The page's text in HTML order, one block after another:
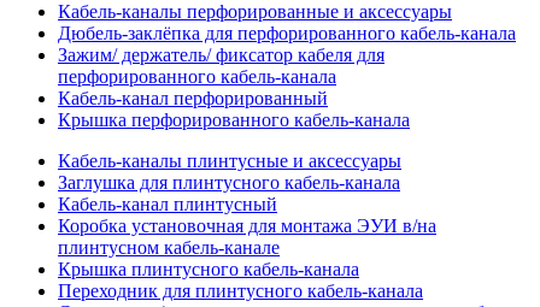
Кабель-каналы перфорированные и аксессуары
Дюбель-заклёпка для перфорированного кабель-канала
Зажим/ держатель/ фиксатор кабеля для
перфорированного кабель-канала
Кабель-канал перфорированный
Крышка перфорированного кабель-канала
Кабель-каналы плинтусные и аксессуары
Заглушка для плинтусного кабель-канала
Кабель-канал плинтусный
Коробка установочная для монтажа ЭУИ в/на
плинтусном кабель-канале
Крышка плинтусного кабель-канала
Переходник для плинтусного кабель-канала